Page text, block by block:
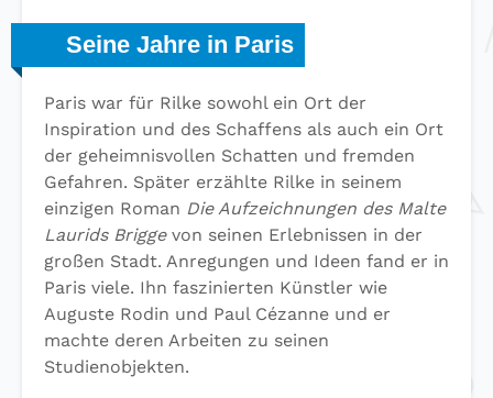
Seine Jahre in Paris
Paris war für Rilke sowohl ein Ort der
Inspiration und des Schaffens als auch ein Ort
der geheimnisvollen Schatten und fremden
Gefahren. Später erzählte Rilke in seinem
einzigen Roman Die Aufzeichnungen des Malte
Laurids Briggevon seinen Erlebnissen in der
großen Stadt. Anregungen und Ideen fand er in
Paris viele. Ihn faszinierten Künstler wie
Auguste Rodin und Paul Cézanne und er
machte deren Arbeiten zu seinen
Studienobjekten.